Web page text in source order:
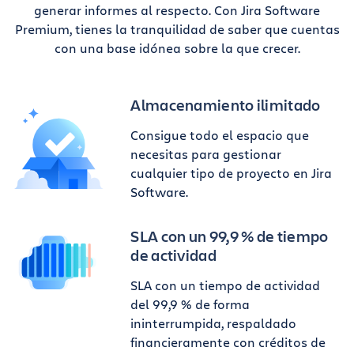
generar informes al respecto. Con Jira Software
Premium, tienes la tranquilidad de saber que cuentas
con una base idónea sobre la que crecer.
Almacenamiento ilimitado
Consigue todo el espacio que
necesitas para gestionar
cualquier tipo de proyecto en Jira
Software.
SLA con un 99,9 % de tiempo
de actividad
SLA con un tiempo de actividad
del 99,9 % de forma
ininterrumpida, respaldado
financieramente con créditos de